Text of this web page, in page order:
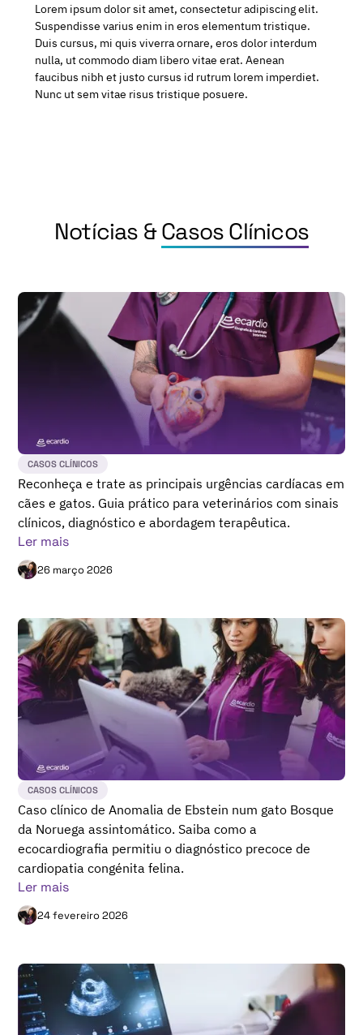
Lorem ipsum dolor sit amet, consectetur adipiscing elit.
Suspendisse varius enim in eros elementum tristique.
Duis cursus, mi quis viverra ornare, eros dolor interdum
nulla, ut commodo diam libero vitae erat. Aenean
faucibus nibh et justo cursus id rutrum lorem imperdiet.
Nunc ut sem vitae risus tristique posuere.
Notícias &Casos Clínicos
CASOS CLÍNICOS
Reconheça e trate as principais urgências cardíacas em
cães e gatos. Guia prático para veterinários com sinais
clínicos, diagnóstico e abordagem terapêutica.
Ler mais
26 março 2026
CASOS CLÍNICOS
Caso clínico de Anomalia de Ebstein num gato Bosque
da Noruega assintomático. Saiba como a
ecocardiografia permitiu o diagnóstico precoce de
cardiopatia congénita felina.
Ler mais
24 fevereiro 2026